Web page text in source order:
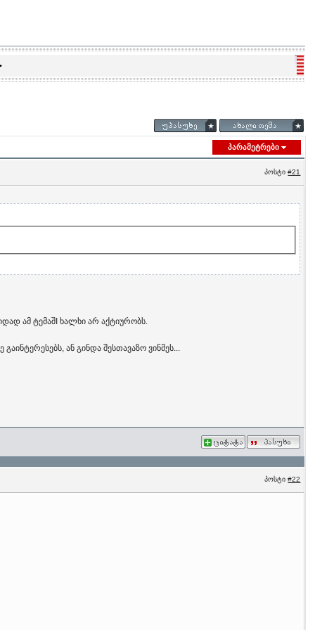
•
პარამეტრები
პოსტი#21
ამ ტემაშI ხალხი არ აქტიურობს.
ან გინდა შესთავაზო ვინმეს...
პოსტი#22